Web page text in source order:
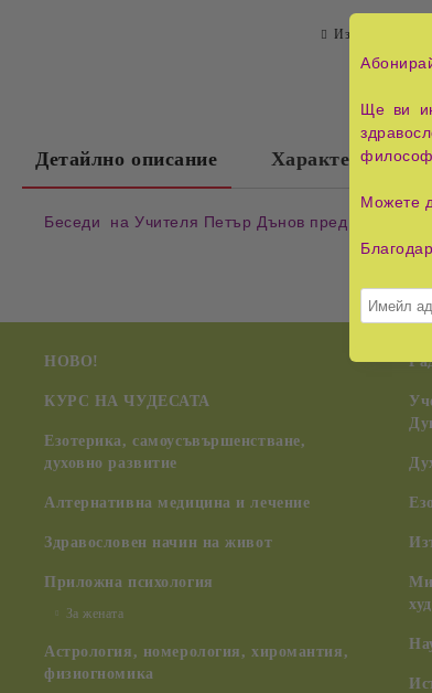
Изпрати на
Детайлно описание Характеристики
Беседи на Учителя Петър Дънов пред
НОВО!
КУРС НА ЧУДЕСАТА
Езотерика, самоусъвършенстване,
духовно развитие
Алтернативна медицина и лечение
Здравословен начин на живот
Приложна психология
За жената
Астрология, номерология, хиромантия,
физиогномика
Ще ви
Можете